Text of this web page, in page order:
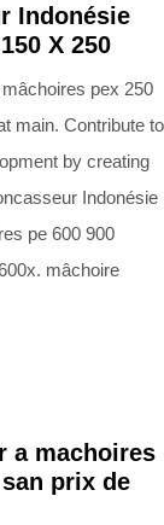
Indonésie
X 250
pex 250
main. Contribute to
by creating
Indonésie
pe 600 900
mâchoire
a machoires
prix de